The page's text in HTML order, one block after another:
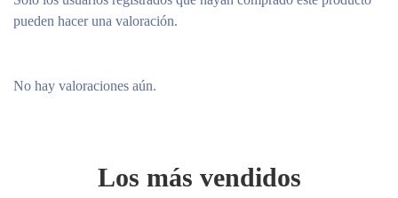
No hay valoraciones aún.
pueden hacer una valoración.
Los más vendidos